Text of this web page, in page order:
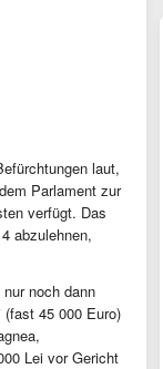
laut,
Parlament zur
verfügt. Das
abzulehnen,
noch dann
45 000 Euro)
Lei vor Gericht